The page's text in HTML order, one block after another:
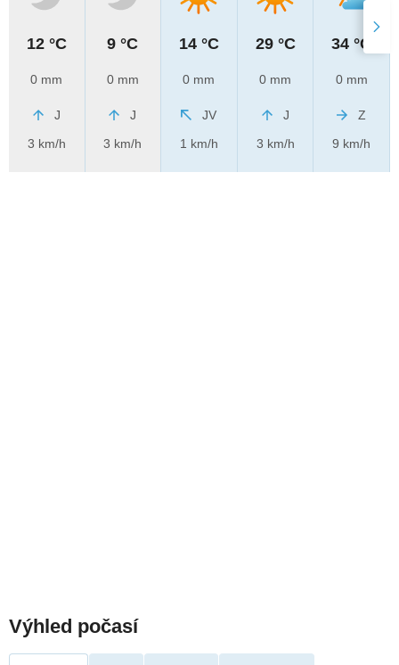
12 °C
0 mm
J
3 km/h
9 °C
0 mm
J
3 km/h
14 °C
0 mm
JV
1 km/h
29 °C
0 mm
J
3 km/h
34 °C
0 mm
Z
9 km/h
Výhled počasí